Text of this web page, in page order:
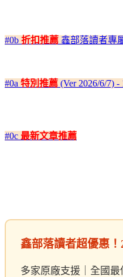
#0b 折扣推薦 鑫部落讀者專
#0a 特別推薦 (Ver 2026/6/7)
#0c 最新文章推薦
鑫部落讀者超優惠！
多家原廠支援｜全國最